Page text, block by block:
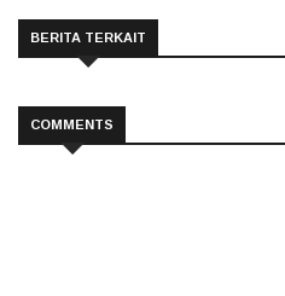
BERITA TERKAIT
COMMENTS